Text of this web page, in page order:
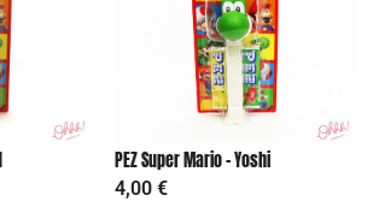
PEZ Super Mario – Yoshi
4,00 €